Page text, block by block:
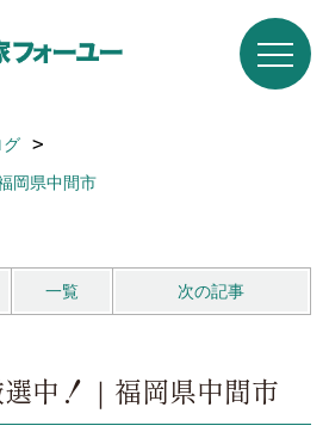
グ
岡県中間市
一覧 次の記事
中！｜福岡県中間市